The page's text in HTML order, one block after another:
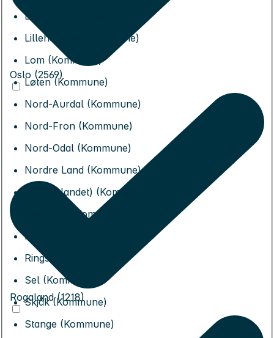
Lesja (Kommune)
Lillehammer (Kommune)
Lom (Kommune)
Løten (Kommune)
Nord-Aurdal (Kommune)
Nord-Fron (Kommune)
Nord-Odal (Kommune)
Nordre Land (Kommune)
Os (Innlandet) (Kommune)
Rendalen (Kommune)
Ringebu (Kommune)
Ringsaker (Kommune)
Sel (Kommune)
Skjåk (Kommune)
Stange (Kommune)
Oslo (2569)
Rogaland (1218)